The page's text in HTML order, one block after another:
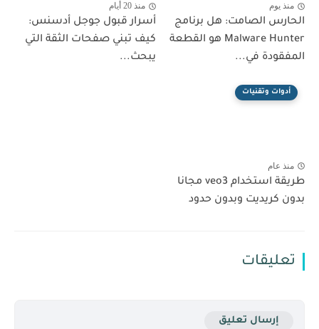
منذ يوم
الحارس الصامت: هل برنامج
Malware Hunter هو القطعة
المفقودة في...
منذ 20 أيام
أسرار قبول جوجل أدسنس:
كيف تبني صفحات الثقة التي
يبحث...
أدوات وتقنيات
منذ عام
طريقة استخدام veo3 مجانا
بدون كريديت وبدون حدود
تعليقات
إرسال تعليق